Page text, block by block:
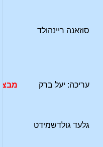
סוזאנה ריינהולד
עריכה: יעל ברק
גלעד גולדשמידט